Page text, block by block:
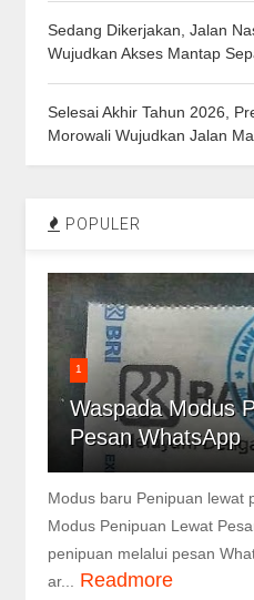
Sedang Dikerjakan, Jalan
Wujudkan Akses Mantap
Selesai Akhir Tahun 2026,
Morowali Wujudkan Jalan
POPULER
1
Waspada Modus
Pesan WhatsApp
Modus baru Penipuan lewat
Modus Penipuan Lewat
penipuan melalui pesan
ar... Readmore